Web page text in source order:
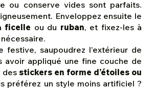
ou conserve vides sont parfaits.
Enveloppez ensuite le
ficelle ou du ruban, et fixez-les à
festive, saupoudrez l’extérieur de
avoir appliqué une fine couche de
desstickers en forme d’étoiles ou
préférez un style moins artificiel ?